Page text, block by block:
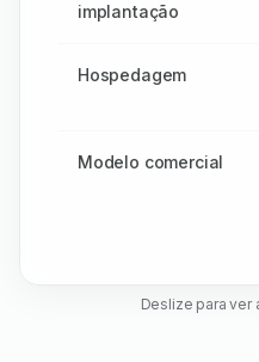
implantação
Hospedagem
Modelo comercial
Deslize para ver